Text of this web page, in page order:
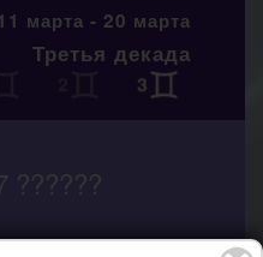
марта - 20 марта
Третья декада
??????